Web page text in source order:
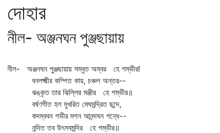
দোহার
নীল- অঞ্জনঘন পুঞ্জছায়ায়
নীল- অঞ্জনঘন পুঞ্জছায়ায় সম্‌বৃত অম্বর হে গম্ভীর!
বনলক্ষ্মীর কম্পিত কায়, চঞ্চল অন্তর--
ঝঙ্কৃত তার ঝিল্লির মঞ্জীর হে গম্ভীর॥
বর্ষণগীত হল মুখরিত মেঘমন্দ্রিত ছন্দে,
কদম্ববন গভীর মগন আনন্দঘন গন্ধে--
নন্দিত তব উৎসবমন্দির হে গম্ভীর॥